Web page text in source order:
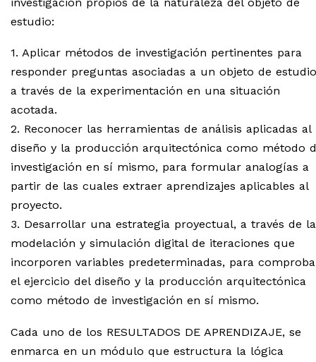
estudio:
1. Aplicar métodos de investigación pertinentes para
responder preguntas asociadas a un objeto de estudio
a través de la experimentación en una situación
acotada.
2. Reconocer las herramientas de análisis aplicadas al
diseño y la producción arquitectónica como método
investigación en sí mismo, para formular analogías a
partir de las cuales extraer aprendizajes aplicables al
proyecto.
3. Desarrollar una estrategia proyectual, a través de la
modelación y simulación digital de iteraciones que
incorporen variables predeterminadas, para
el ejercicio del diseño y la producción arquitectónica
como método de investigación en sí mismo.
Cada uno de los RESULTADOS DE APRENDIZAJE, se
enmarca en un módulo que estructura la lógica